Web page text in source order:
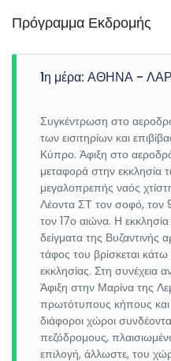
Πρόγραμμα Εκδρομής
1η μέρα: ΑΘΗΝΑ -
Συγκέντρωση στο
των εισιτηρίων και
Κύπρο. Άφιξη στο
μεταφορά στην εκκλησία
μεγαλοπρεπής ναός
Λέοντα ΣΤ τον σοφό, τον
τον 17ο αιώνα. Η
δείγματα της Βυζαντινής
τάφος του βρίσκεται
εκκλησίας. Στη συνέχεια
Άφιξη στην Μαρίνα της
πρωτότυπους κήπους
διάφοροι χώροι
πεζόδρομους,
επιλογή, άλλωστε, του